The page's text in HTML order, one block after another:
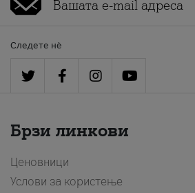
Следете нè
Брзи линкови
Ценовници
Услови за користење